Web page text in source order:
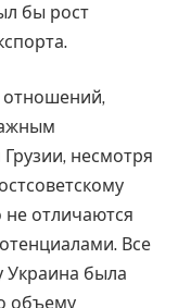
бы рост
отношений,
несмотря
не отличаются
Все
Украина была
объему